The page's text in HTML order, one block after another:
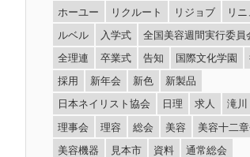
ホーユー
リクルート リジョブ
リ
ルベル
入学式
全国美容週間実行委員
全理連
卒業式 告知 国際文化学園
採用
新年会 新色
新製品
日本ネイリスト協会
日理 求人 滝川
理事会
理容 総会 美容
美容十二
美容機器
見本市 資料 通常総会